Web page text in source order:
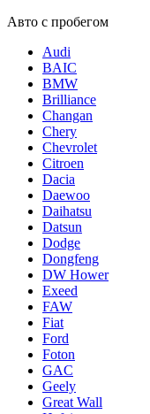
Авто с пробегом
Audi
BAIC
BMW
Brilliance
Changan
Chery
Chevrolet
Citroen
Dacia
Daewoo
Daihatsu
Datsun
Dodge
Dongfeng
DW Hower
Exeed
FAW
Fiat
Ford
Foton
GAC
Geely
Great Wall